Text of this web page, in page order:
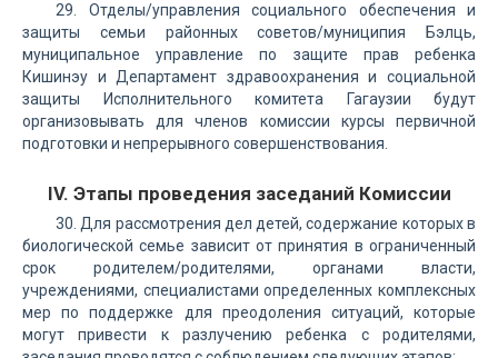
29. Отделы/управления социального обеспечения и
защиты семьи районных советов/муниципия Бэлць,
муниципальное управление по защите прав ребенка
Кишинэу и Департамент здравоохранения и социальной
защиты Исполнительного комитета Гагаузии будут
организовывать для членов комиссии курсы первичной
подготовки и непрерывного совершенствования.
IV. Этапы проведения заседаний Комиссии
30. Для рассмотрения дел детей, содержание которых в
биологической семье зависит от принятия в ограниченный
срок родителем/родителями, органами власти,
учреждениями, специалистами определенных комплексных
мер по поддержке для преодоления ситуаций, которые
могут привести к разлучению ребенка с родителями,